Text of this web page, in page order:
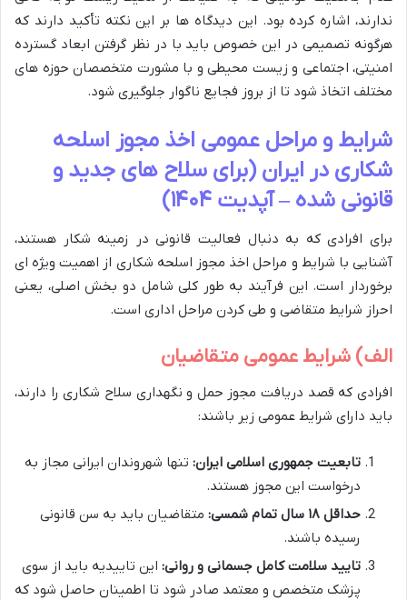
ندارند، اشاره کرده بود. این دیدگاه ها بر این نکته تأکید دارند که
هرگونه تصمیمی در این خصوص باید با در نظر گرفتن ابعاد گسترده
امنیتی، اجتماعی و زیست محیطی و با مشورت متخصصان حوزه های
مختلف اتخاذ شود تا از بروز فجایع ناگوار جلوگیری شود.
شرایط و مراحل عمومی اخذ مجوز اسلحه
شکاری در ایران (برای سلاح های جدید و
قانونی شده – آپدیت ۱۴۰۴)
برای افرادی که به دنبال فعالیت قانونی در زمینه شکار هستند،
آشنایی با شرایط و مراحل اخذ مجوز اسلحه شکاری از اهمیت ویژه ای
برخوردار است. این فرآیند به طور کلی شامل دو بخش اصلی، یعنی
احراز شرایط متقاضی و طی کردن مراحل اداری است.
الف) شرایط عمومی متقاضیان
افرادی که قصد دریافت مجوز حمل و نگهداری سلاح شکاری را دارند،
باید دارای شرایط عمومی زیر باشند:
تابعیت جمهوری اسلامی ایران: تنها شهروندان ایرانی مجاز به
درخواست این مجوز هستند.
حداقل ۱۸ سال تمام شمسی:
متقاضیان باید به سن قانونی
رسیده باشند.
تایید سلامت کامل جسمانی و روانی: این تاییدیه باید از سوی
پزشک متخصص و معتمد صادر شود تا اطمینان حاصل شود که